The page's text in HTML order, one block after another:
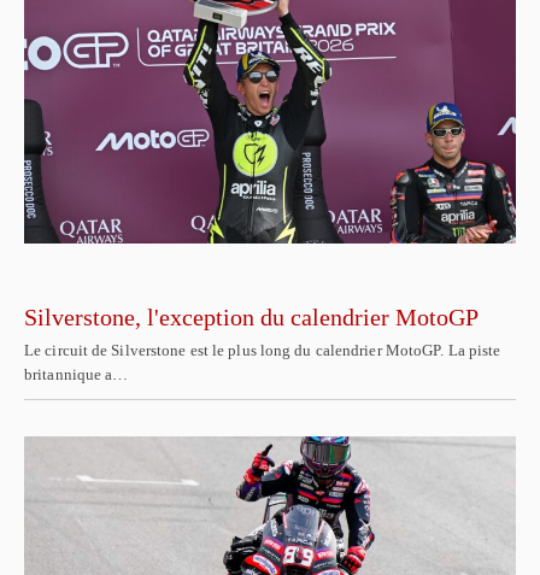
Silverstone, l'exception du calendrier MotoGP
Le circuit de Silverstone est le plus long du calendrier MotoGP. La piste
britannique a…